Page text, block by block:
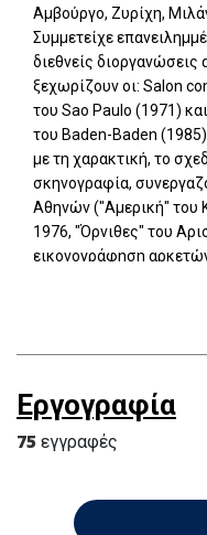
Αμβούργο, Ζυρίχη,
Συμμετείχε
διεθνείς
ξεχωρίζουν οι: Salon
του Sao Paulo (1971)
του Baden-Baden
με τη χαρακτική, το
σκηνογραφία,
Αθηνών ("Αμερική" του
1976, "Όρνιθες" του
εικονογράφηση
εξωτερικό, γνωστών
τα ονόματα των Ο.
κοσμούν επίσης
εκδώσει και δικά του
σύνολο της δουλειάς
την ελληνική και τη
Εργογραφία
75 εγγραφές